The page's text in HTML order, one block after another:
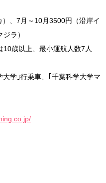
、7月～10月3500円（沿岸イ
ラ）
歳以上、最小運航人数7人
学｣行乗車、｢千葉科学大学マ